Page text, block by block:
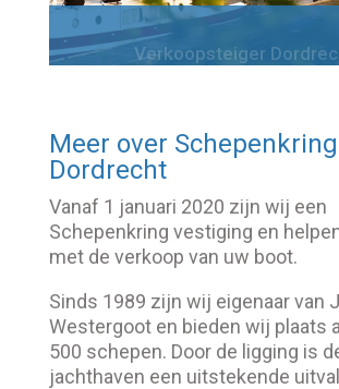
Verkoopsteiger
Meer over Schepenkring
Dordrecht
Vanaf 1 januari 2020 zijn wij een
Schepenkring vestiging en
met de verkoop van uw boot.
Sinds 1989 zijn wij eigenaar van
Westergoot en bieden wij plaats
500 schepen. Door de ligging is
jachthaven een uitstekende